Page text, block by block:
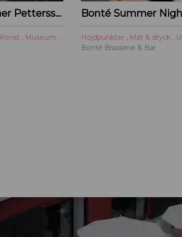
Primus Mortimer Pettersson
Konst , Museum ,
Bonté Summer
Höjdpunkter , Mat & dryck ,
Bonté Brasserie & Bar